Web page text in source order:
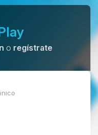
o regístrate